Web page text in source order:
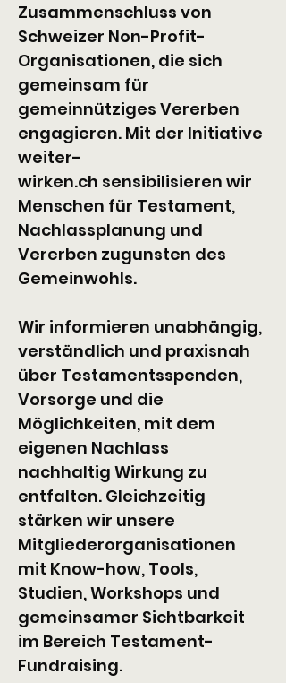
Zusammenschluss von
Schweizer Non-Profit-
Organisationen, die sich
gemeinsam für
gemeinnütziges Vererben
engagieren. Mit der Initiative
weiter-
wirken.ch sensibilisieren wir
Menschen für Testament,
Nachlassplanung und
Vererben zugunsten des
Gemeinwohls.
Wir informieren unabhängig,
verständlich und praxisnah
über Testamentsspenden,
Vorsorge und die
Möglichkeiten, mit dem
eigenen Nachlass
nachhaltig Wirkung zu
entfalten. Gleichzeitig
stärken wir unsere
Mitgliederorganisationen
mit Know-how, Tools,
Studien, Workshops und
gemeinsamer Sichtbarkeit
im Bereich Testament-
Fundraising.